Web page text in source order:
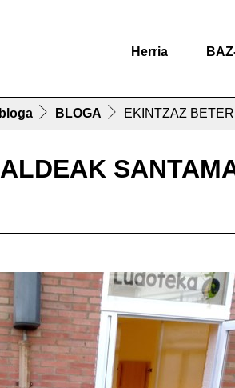
Herria
BLOGA EKINTZAZ